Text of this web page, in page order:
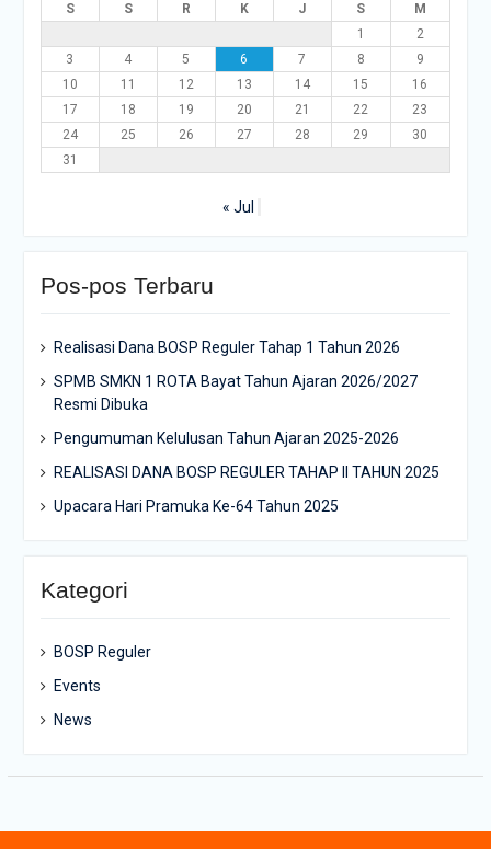
S S R K J S
M
1
2
3
4 5 6 7 8
9
10
11 12 13 14 15
16
17
18 19 20 21 22
23
24
25 26 27 28 29
30
31
« Jul
Pos-pos Terbaru
Realisasi Dana BOSP Reguler Tahap 1 Tahun 2026
SPMB SMKN 1 ROTA Bayat Tahun Ajaran 2026/2027
Resmi Dibuka
Pengumuman Kelulusan Tahun Ajaran 2025-2026
REALISASI DANA BOSP REGULER TAHAP II TAHUN 2025
Upacara Hari Pramuka Ke-64 Tahun 2025
Kategori
BOSP Reguler
Events
News